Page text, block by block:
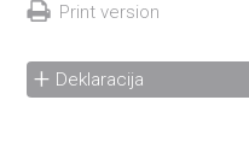
Print version
Deklaracija